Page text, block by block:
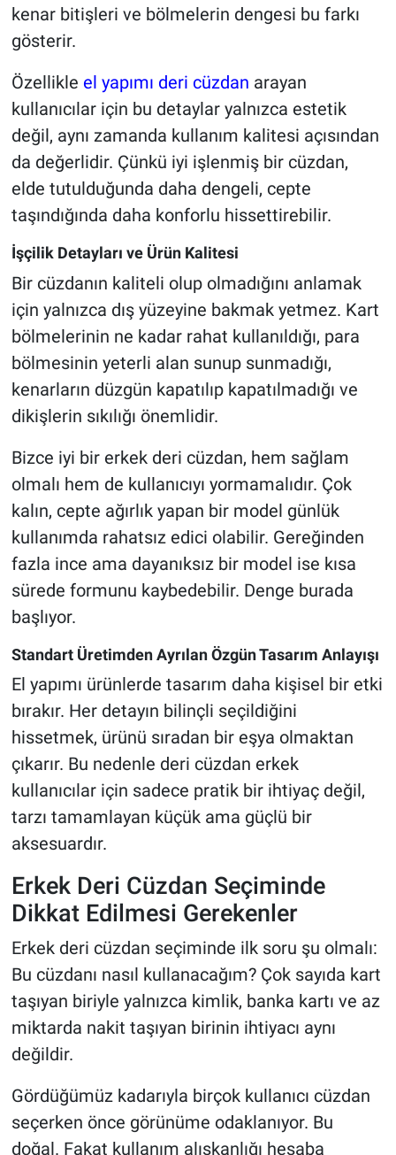
kenar bitişleri ve bölmelerin dengesi bu farkı
gösterir.
Özellikle el yapımı deri cüzdan arayan
kullanıcılar için bu detaylar yalnızca estetik
değil, aynı zamanda kullanım kalitesi açısından
da değerlidir. Çünkü iyi işlenmiş bir cüzdan,
elde tutulduğunda daha dengeli, cepte
taşındığında daha konforlu hissettirebilir.
İşçilik Detayları ve Ürün Kalitesi
Bir cüzdanın kaliteli olup olmadığını anlamak
için yalnızca dış yüzeyine bakmak yetmez. Kart
bölmelerinin ne kadar rahat kullanıldığı, para
bölmesinin yeterli alan sunup sunmadığı,
kenarların düzgün kapatılıp kapatılmadığı ve
dikişlerin sıkılığı önemlidir.
Bizce iyi bir erkek deri cüzdan, hem sağlam
olmalı hem de kullanıcıyı yormamalıdır. Çok
kalın, cepte ağırlık yapan bir model günlük
kullanımda rahatsız edici olabilir. Gereğinden
fazla ince ama dayanıksız bir model ise kısa
sürede formunu kaybedebilir. Denge burada
başlıyor.
Standart Üretimden Ayrılan Özgün Tasarım Anlayışı
El yapımı ürünlerde tasarım daha kişisel bir etki
bırakır. Her detayın bilinçli seçildiğini
hissetmek, ürünü sıradan bir eşya olmaktan
çıkarır. Bu nedenle deri cüzdan erkek
kullanıcılar için sadece pratik bir ihtiyaç değil,
tarzı tamamlayan küçük ama güçlü bir
aksesuardır.
Erkek Deri Cüzdan Seçiminde
Dikkat Edilmesi Gerekenler
Erkek deri cüzdan seçiminde ilk soru şu olmalı:
Bu cüzdanı nasıl kullanacağım? Çok sayıda kart
taşıyan biriyle yalnızca kimlik, banka kartı ve az
miktarda nakit taşıyan birinin ihtiyacı aynı
değildir.
Gördüğümüz kadarıyla birçok kullanıcı cüzdan
seçerken önce görünüme odaklanıyor. Bu
doğal. Fakat kullanım alışkanlığı hesaba